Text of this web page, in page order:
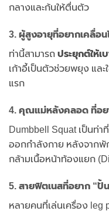
กลางและก้นให้ตื่นตัว
3. ผู้สูงอายุที่อยากเคลื่อ
ท่านี้สามารถ ประยุกต์ให้เ
เก้าอี้เป็นตัวช่วยพยุง แล
แรก
4. คุณแม่หลังคลอด ที่อ
Dumbbell Squat เป็นท่า
ออกกำลังกาย หลังจากพัก
กล้ามเนื้อหน้าท้องแยก
5. สายฟิตเนสที่อยาก “ปั้
หลายคนที่เล่นเครื่อง leg